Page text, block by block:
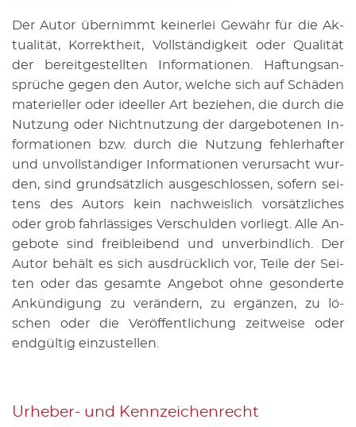
Der Autor über­nimmt kei­ner­lei Ge­währ für die Ak­
tua­li­tät, Kor­rekt­heit, Voll­stän­dig­keit oder Qua­li­tät
der be­reit­ge­stell­ten In­for­ma­tio­nen. Haf­tungs­an­
sprü­che gegen den Autor, wel­che sich auf Schä­den
ma­te­ri­el­ler oder ide­el­ler Art be­zie­hen, die durch die
Nut­zung oder Nicht­nut­zung der dar­ge­bo­te­nen In­
for­ma­tio­nen bzw. durch die Nut­zung feh­ler­haf­ter
und un­voll­stän­di­ger In­for­ma­tio­nen ver­ur­sacht wur­
den, sind grund­sätz­lich aus­ge­schlos­sen, so­fern sei­
tens des Au­tors kein nach­weis­lich vor­sätz­li­ches
oder grob fahr­läs­si­ges Ver­schul­den vor­liegt. Alle An­
ge­bo­te sind freiblei­bend und un­ver­bind­lich. Der
Autor be­hält es sich aus­drück­lich vor, Teile der Sei­
ten oder das ge­sam­te An­ge­bot ohne ge­son­der­te
An­kün­di­gung zu ver­än­dern, zu er­gän­zen, zu lö­
schen oder die Ver­öf­fent­li­chung zeit­wei­se oder
end­gül­tig ein­zu­stel­len.
Ur­he­ber- und Kenn­zei­chen­recht